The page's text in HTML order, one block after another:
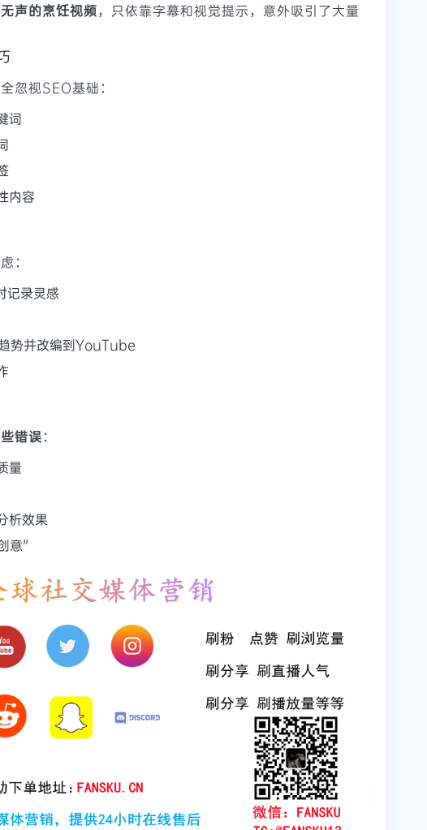
声的烹饪视频，只依靠字幕和视觉提示，意外吸引了大量
忽视SEO基础：
词
内容
：
记录灵感
势并改编到YouTube
错误：
量
析效果
意"